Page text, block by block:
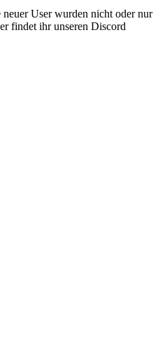
User wurden nicht oder nur
findet ihr unseren Discord